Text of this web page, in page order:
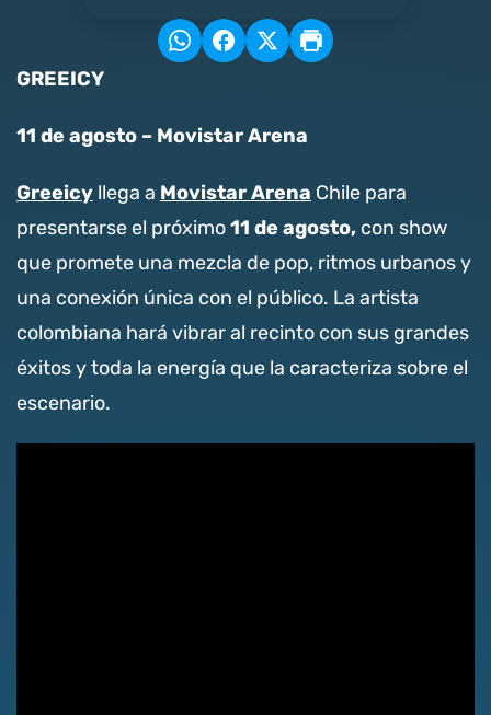
GREEICY
11 de agosto – Movistar Arena
Greeicyllega aMovistar ArenaChile para
presentarse el próximo11 de agosto,con show
que promete una mezcla de pop, ritmos urbanos y
una conexión única con el público. La artista
colombiana hará vibrar al recinto con sus grandes
éxitos y toda la energía que la caracteriza sobre el
escenario.